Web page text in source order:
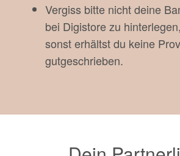
Vergiss bitte nicht deine
bei Digistore zu
sonst erhältst du keine
gutgeschrieben.